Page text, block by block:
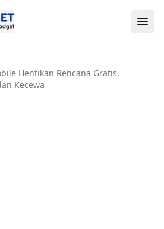
Hentikan Rencana Gratis,
Kecewa